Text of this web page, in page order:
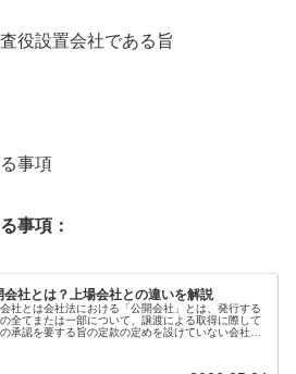
役設置会社である旨
事項
事項：
会社とは？上場会社との違いを解説
社とは会社法における「公開会社」とは、発行する
全てまたは一部について、譲渡による取得に際して
承認を要する旨の定款の定めを設けていない会社を